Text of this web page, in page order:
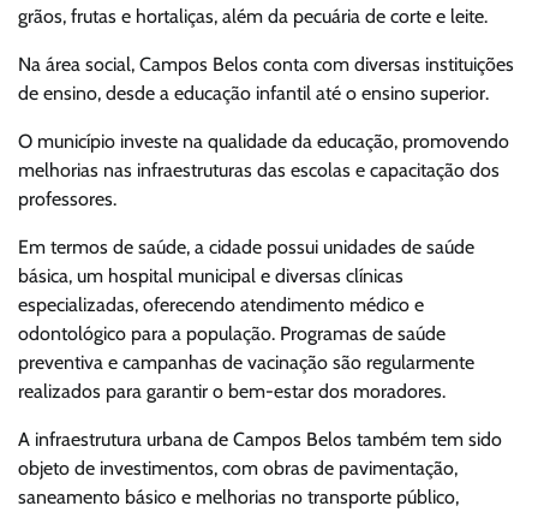
grãos, frutas e hortaliças, além da pecuária de corte e leite.
Na área social, Campos Belos conta com diversas instituições
de ensino, desde a educação infantil até o ensino superior.
O município investe na qualidade da educação, promovendo
melhorias nas infraestruturas das escolas e capacitação dos
professores.
Em termos de saúde, a cidade possui unidades de saúde
básica, um hospital municipal e diversas clínicas
especializadas, oferecendo atendimento médico e
odontológico para a população. Programas de saúde
preventiva e campanhas de vacinação são regularmente
realizados para garantir o bem-estar dos moradores.
A infraestrutura urbana de Campos Belos também tem sido
objeto de investimentos, com obras de pavimentação,
saneamento básico e melhorias no transporte público,